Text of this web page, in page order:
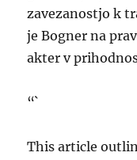
zavezanostjo k
je Bogner na
akter v
“`
This article